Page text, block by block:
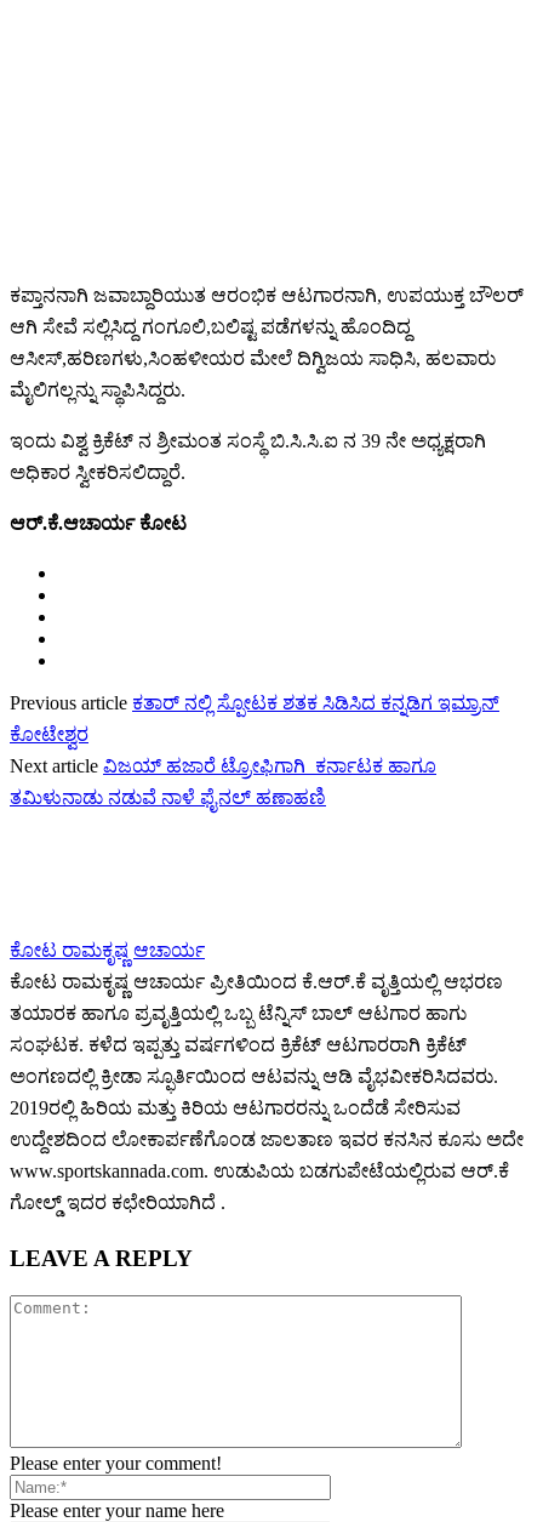
ಕಪ್ತಾನನಾಗಿ ಜವಾಬ್ದಾರಿಯುತ ಆರಂಭಿಕ ಆಟಗಾರನಾಗಿ, ಉಪಯುಕ್ತ ಬೌಲರ್
ಆಗಿ ಸೇವೆ ಸಲ್ಲಿಸಿದ್ದ ಗಂಗೂಲಿ,ಬಲಿಷ್ಟ ಪಡೆಗಳನ್ನು ಹೊಂದಿದ್ದ
ಆಸೀಸ್,ಹರಿಣಗಳು,ಸಿಂಹಳೀಯರ ಮೇಲೆ ದಿಗ್ವಿಜಯ ಸಾಧಿಸಿ, ಹಲವಾರು
ಮೈಲಿಗಲ್ಲನ್ನು ಸ್ಥಾಪಿಸಿದ್ದರು.
ಇಂದು ವಿಶ್ವ ಕ್ರಿಕೆಟ್ ನ ಶ್ರೀಮಂತ ಸಂಸ್ಥೆ ಬಿ.ಸಿ.ಸಿ.ಐ ನ 39 ನೇ ಅಧ್ಯಕ್ಷರಾಗಿ
ಅಧಿಕಾರ ಸ್ವೀಕರಿಸಲಿದ್ದಾರೆ.
ಆರ್.ಕೆ.ಆಚಾರ್ಯ ಕೋಟ
Previous article ಕತಾರ್ ನಲ್ಲಿ ಸ್ಪೋಟಕ ಶತಕ ಸಿಡಿಸಿದ ಕನ್ನಡಿಗ ಇಮ್ರಾನ್
ಕೋಟೇಶ್ವರ
Next article ವಿಜಯ್ ಹಜಾರೆ ಟ್ರೋಫಿಗಾಗಿ ಕರ್ನಾಟಕ ಹಾಗೂ
ತಮಿಳುನಾಡು ನಡುವೆ ನಾಳೆ ಫೈನಲ್ ಹಣಾಹಣಿ
ಕೋಟ ರಾಮಕೃಷ್ಣ ಆಚಾರ್ಯ
ಕೋಟ ರಾಮಕೃಷ್ಣ ಆಚಾರ್ಯ ಪ್ರೀತಿಯಿಂದ ಕೆ.ಆರ್.ಕೆ ವೃತ್ತಿಯಲ್ಲಿ ಆಭರಣ
ತಯಾರಕ ಹಾಗೂ ಪ್ರವೃತ್ತಿಯಲ್ಲಿ ಒಬ್ಬ ಟೆನ್ನಿಸ್ ಬಾಲ್ ಆಟಗಾರ ಹಾಗು
ಸಂಘಟಕ. ಕಳೆದ ಇಪ್ಪತ್ತು ವರ್ಷಗಳಿಂದ ಕ್ರಿಕೆಟ್ ಆಟಗಾರರಾಗಿ ಕ್ರಿಕೆಟ್
ಅಂಗಣದಲ್ಲಿ ಕ್ರೀಡಾ ಸ್ಫೂರ್ತಿಯಿಂದ ಆಟವನ್ನು ಆಡಿ ವೈಭವೀಕರಿಸಿದವರು.
2019ರಲ್ಲಿ ಹಿರಿಯ ಮತ್ತು ಕಿರಿಯ ಆಟಗಾರರನ್ನು ಒಂದೆಡೆ ಸೇರಿಸುವ
ಉದ್ದೇಶದಿಂದ ಲೋಕಾರ್ಪಣೆಗೊಂಡ ಜಾಲತಾಣ ಇವರ ಕನಸಿನ ಕೂಸು ಅದೇ
www.sportskannada.com. ಉಡುಪಿಯ ಬಡಗುಪೇಟೆಯಲ್ಲಿರುವ ಆರ್.ಕೆ
ಗೋಲ್ಡ್ ಇದರ ಕಛೇರಿಯಾಗಿದೆ .
LEAVE A REPLY
Please enter your comment!
Please enter your name here